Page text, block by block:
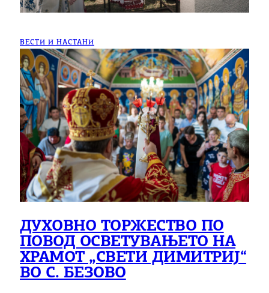
ВЕСТИ И НАСТАНИ
ДУХОВНО ТОРЖЕСТВО ПО
ПОВОД ОСВЕТУВАЊЕТО НА
ХРАМОТ „СВЕТИ ДИМИТРИЈ“
ВО С. БЕЗОВО